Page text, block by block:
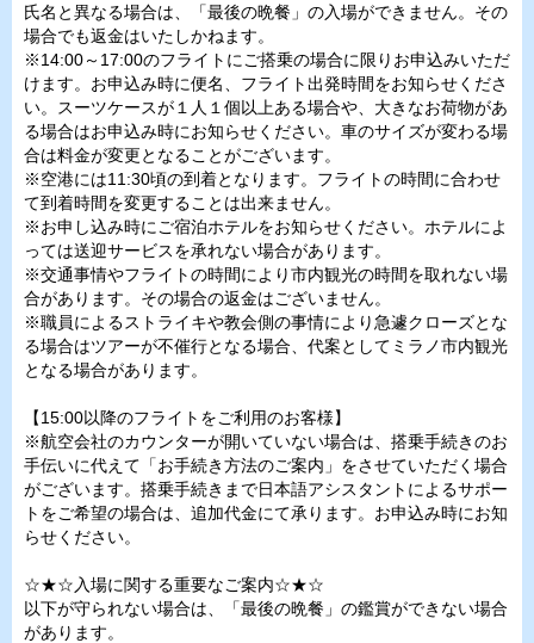
氏名と異なる場合は、「最後の晩餐」の入場ができません。その
場合でも返金はいたしかねます。
※14:00～17:00のフライトにご搭乗の場合に限りお申込みいただ
けます。お申込み時に便名、フライト出発時間をお知らせくださ
い。スーツケースが１人１個以上ある場合や、大きなお荷物があ
る場合はお申込み時にお知らせください。車のサイズが変わる場
合は料金が変更となることがございます。
※空港には11:30頃の到着となります。フライトの時間に合わせ
て到着時間を変更することは出来ません。
※お申し込み時にご宿泊ホテルをお知らせください。ホテルによ
っては送迎サービスを承れない場合があります。
※交通事情やフライトの時間により市内観光の時間を取れない場
合があります。その場合の返金はございません。
※職員によるストライキや教会側の事情により急遽クローズとな
る場合はツアーが不催行となる場合、代案としてミラノ市内観光
となる場合があります。
【15:00以降のフライトをご利用のお客様】
※航空会社のカウンターが開いていない場合は、搭乗手続きのお
手伝いに代えて「お手続き方法のご案内」をさせていただく場合
がございます。搭乗手続きまで日本語アシスタントによるサポー
トをご希望の場合は、追加代金にて承ります。お申込み時にお知
らせください。
☆★☆入場に関する重要なご案内☆★☆
以下が守られない場合は、「最後の晩餐」の鑑賞ができない場合
があります。